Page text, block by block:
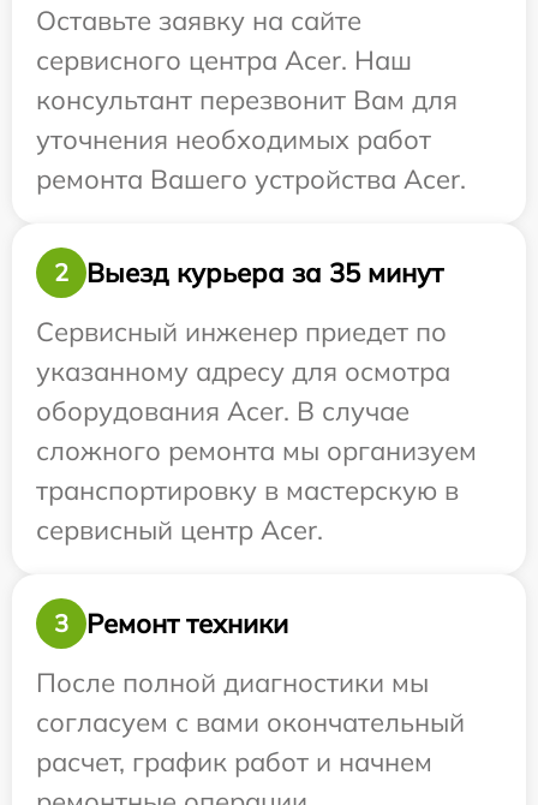
Оставьте заявку на сайте
сервисного центра Acer. Наш
консультант перезвонит Вам для
уточнения необходимых работ
ремонта Вашего устройства Acer.
2
Выезд курьера за 35 минут
Сервисный инженер приедет по
указанному адресу для осмотра
оборудования Acer. В случае
сложного ремонта мы организуем
транспортировку в мастерскую в
сервисный центр Acer.
3
Ремонт техники
После полной диагностики мы
согласуем с вами окончательный
расчет, график работ и начнем